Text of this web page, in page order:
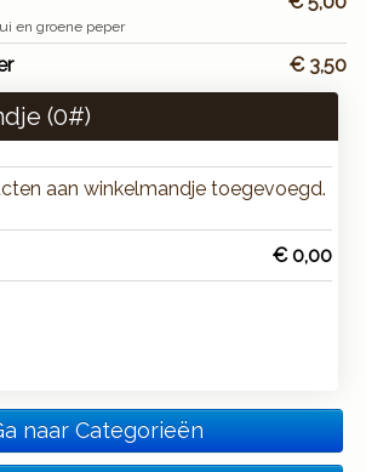
en groene peper
€ 3,50
(0#)
aan winkelmandje toegevoegd.
€ 0,00
naar Categorieën